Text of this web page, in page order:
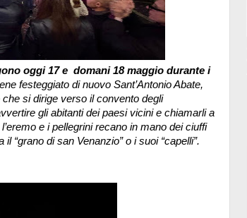
oggi 17 e domani 18 maggio durante i
festeggiato di nuovo Sant’Antonio Abate,
si dirige verso il convento degli
gli abitanti dei paesi vicini e chiamarli a
e i pellegrini recano in mano dei ciuffi
“grano di san Venanzio” o i suoi “capelli”.